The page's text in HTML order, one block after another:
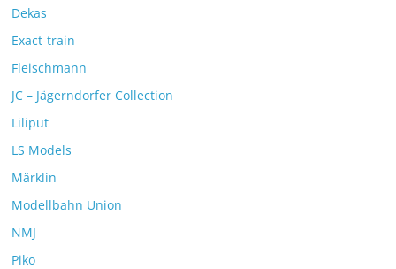
Dekas
Exact-train
Fleischmann
JC – Jägerndorfer Collection
Liliput
LS Models
Märklin
Modellbahn Union
NMJ
Piko